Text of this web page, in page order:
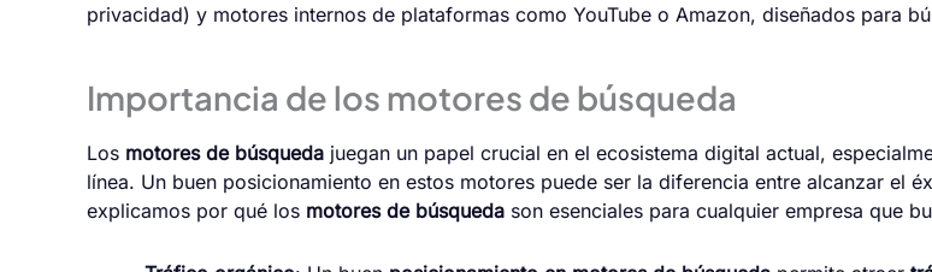
privacidad) y motores internos de plataformas como YouTube o Amazon, diseñados para
Importancia de los motores de búsqueda
Los motores de búsqueda juegan un papel crucial en el ecosistema digital actual,
línea. Un buen posicionamiento en estos motores puede ser la diferencia entre alcanzar el
explicamos por qué los motores de búsqueda son esenciales para cualquier empresa que